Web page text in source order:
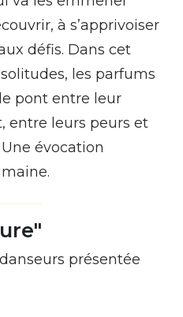
à s’apprivoiser
défis. Dans cet
les parfums
pont entre leur
entre leurs peurs et
évocation
présentée